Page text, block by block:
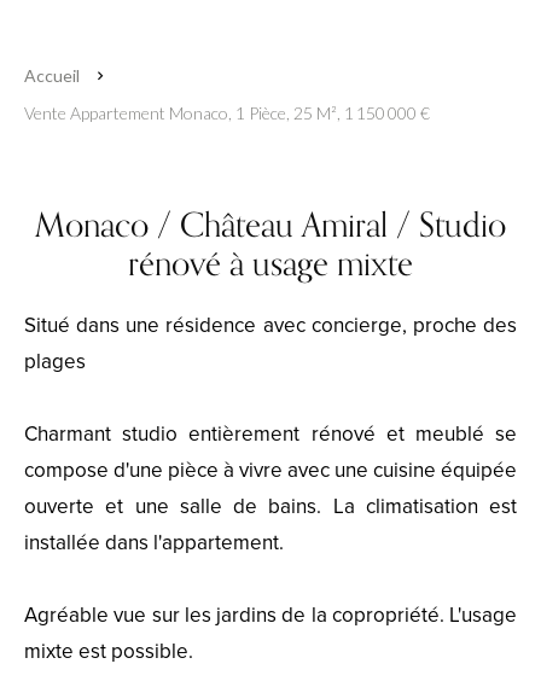
Accueil
Vente Appartement Monaco, 1 Pièce, 25 M², 1 150 000 €
Monaco / Château Amiral / Studio
rénové à usage mixte
Situé dans une résidence avec concierge, proche des
plages
Charmant studio entièrement rénové et meublé se
compose d'une pièce à vivre avec une cuisine équipée
ouverte et une salle de bains. La climatisation est
installée dans l'appartement.
Agréable vue sur les jardins de la copropriété. L'usage
mixte est possible.